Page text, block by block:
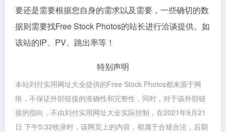
要还是需要根据您自身的需求以及需要，一些确切的数
据则需要找Free Stock Photos的站长进行洽谈提供。如
该站的IP、PV、跳出率等！
特别声明
本站刘付实用网址大全提供的Free Stock Photos都来源于网
络，不保证外部链接的准确性和完整性，同时，对于该外部链
接的指向，不由刘付实用网址大全实际控制，在2021年9月21
日 下午5:32收录时，该网页上的内容，都属于合规合法，后期